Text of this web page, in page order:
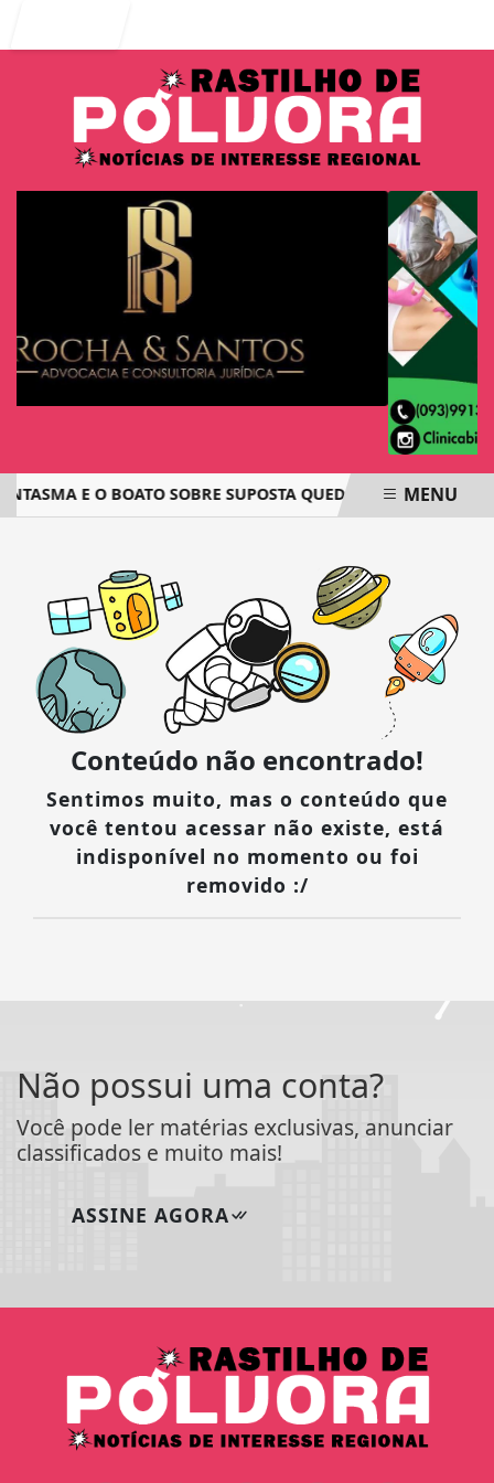
E O BOATO SOBRE SUPOSTA QUEDA DE AVIÃO COM
MENU
Conteúdo não encontrado!
Sentimos muito, mas o conteúdo que
você tentou acessar não existe, está
indisponível no momento ou foi
removido :/
Não possui uma conta?
Você pode ler matérias exclusivas, anunciar
classificados e muito mais!
ASSINE AGORA